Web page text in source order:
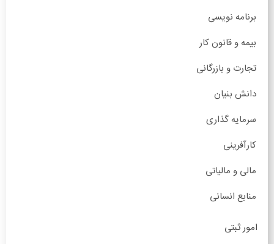
برنامه نویسی
بیمه و قانون کار
تجارت و بازرگانی
دانش بنیان
سرمایه گذاری
کارآفرینی
مالی و مالیاتی
منابع انسانی
امور ثبتی